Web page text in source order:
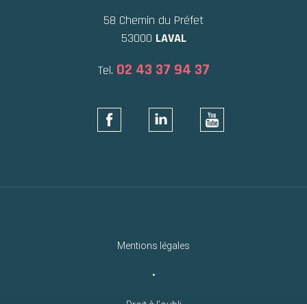
58 Chemin du Préfet
53000 LAVAL
Tel. 02 43 37 94 37
Mentions légales
•